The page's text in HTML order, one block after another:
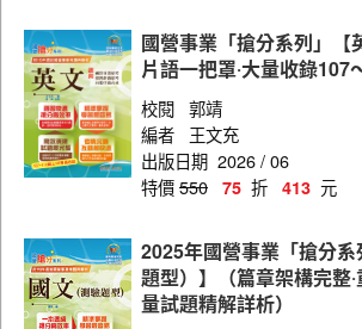
造船工程師
資訊工程師
電機工程師
輪機工程師
機械工程師
技術生
國營事業「搶分系列」【
片語一把罩‧大量收錄107
校閱 郭靖
編者
王文充
出版日期 2026 / 06
特價550 75 折 413 元
2025年國營事業「搶分
題型）】（篇章架構完整
量試題精解詳析）